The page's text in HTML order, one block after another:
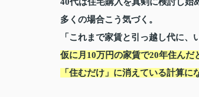
40代は住宅購入を真剣に検討し始
多くの場合こう気づく。
「これまで家賃と引っ越し代に
仮に月10万円の家賃で20年住んだ
「住むだけ」に消えている計算に